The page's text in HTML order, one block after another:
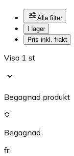
Alla filter
I lager
Pris inkl. frakt
Visa 1 st
Begagnad produkt
Begagnad
fr.